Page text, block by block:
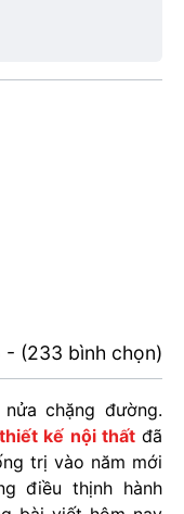
- (233 bình chọn)
chặng đường.
thiết kế nội thấtđã
trị vào năm mới
điều thịnh hành